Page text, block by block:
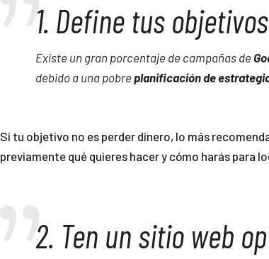
1. Define tus objetivos
Existe un gran porcentaje de campañas de
debido a una pobre planificación de
Si tu objetivo no es perder dinero, lo más
previamente qué quieres hacer y cómo harás para
2. Ten un sitio web